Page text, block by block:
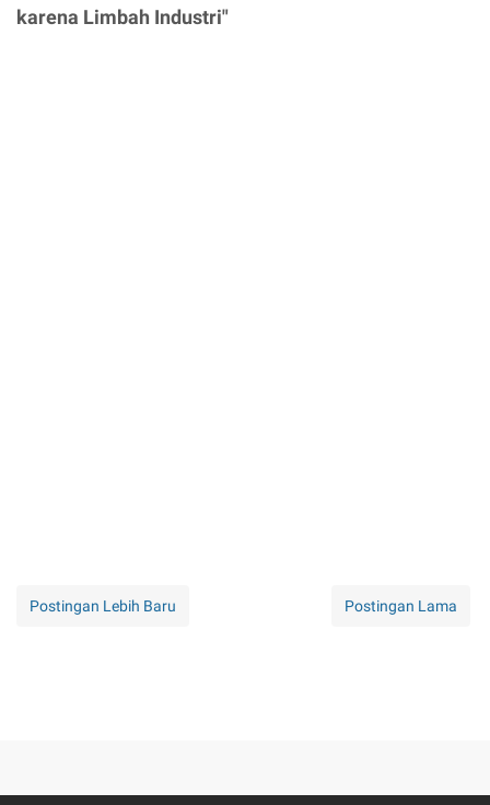
karena Limbah Industri"
Postingan Lebih Baru Postingan Lama